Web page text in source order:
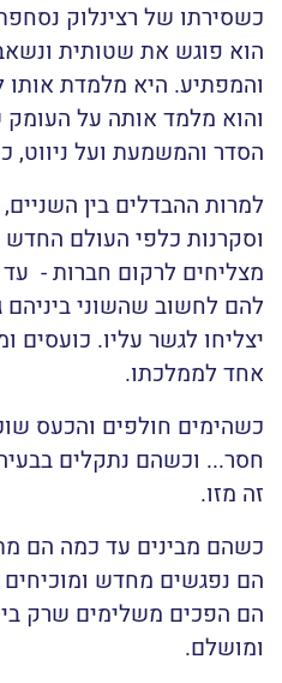
כשסירתו של רצינלוק
הוא פוגש את שטותית
והמפתיע. היא מלמדת אותו
והוא מלמד אותה על
הסדר והמשמעת ועל ניווט,
למרות ההבדלים בין
וסקרנות כלפי העולם
מצליחים לרקום חברות - עד
להם לחשוב שהשוני ביניהם
יצליחו לגשר עליו. כועסים
אחד לממלכתו.
כשהימים חולפים והכעס
חסר... וכשהם נתקלים
זה מזו.
כשהם מבינים עד כמה הם
הם נפגשים מחדש
הם הפכים משלימים שרק
ומושלם.